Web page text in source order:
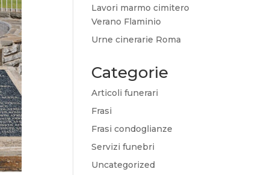
Lavori marmo cimitero
Verano Flaminio
Urne cinerarie Roma
Categorie
Articoli funerari
Frasi
Frasi condoglianze
Servizi funebri
Uncategorized